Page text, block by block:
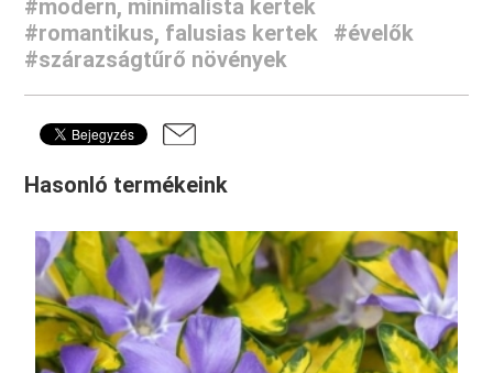
#modern, minimalista kertek
#romantikus, falusias kertek
#évelők
#szárazságtűrő növények
Hasonló termékeink